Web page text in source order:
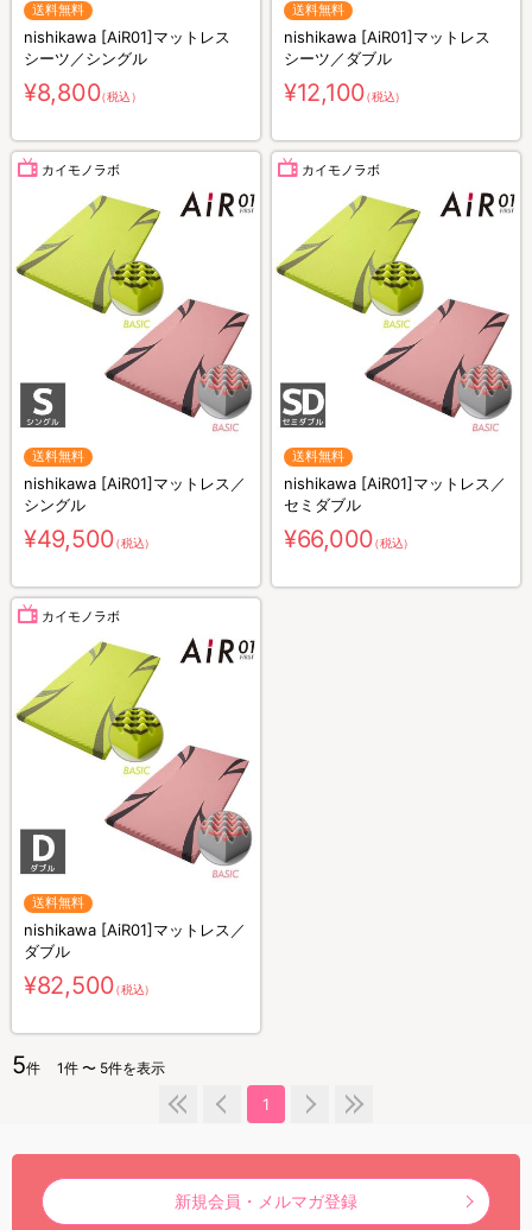
送料無料
nishikawa [AiR01]マットレス
シーツ／シングル
¥8,800（税込）
送料無料
nishikawa [AiR01]マットレス
シーツ／ダブル
¥12,100（税込）
カイモノラボ
送料無料
nishikawa [AiR01]マットレス／
シングル
¥49,500（税込）
カイモノラボ
送料無料
nishikawa [AiR01]マットレス／
セミダブル
¥66,000（税込）
カイモノラボ
送料無料
nishikawa [AiR01]マットレス／
ダブル
¥82,500（税込）
5件 1件 〜 5件を表示
1
新規会員・メルマガ登録